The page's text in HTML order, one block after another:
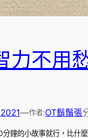
力不用
—作者:OT鬍鬚張
鐘的小故事就行，比什